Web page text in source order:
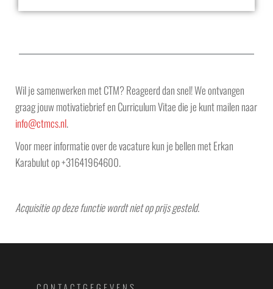
Wil je samenwerken met CTM? Reageerd dan snel! We ontvangen
graag jouw motivatiebrief en Curriculum Vitae die je kunt mailen naar
info@ctmcs.nl.
Voor meer informatie over de vacature kun je bellen met Erkan
Karabulut op +31641964600.
Acquisitie op deze functie wordt niet op prijs gesteld.